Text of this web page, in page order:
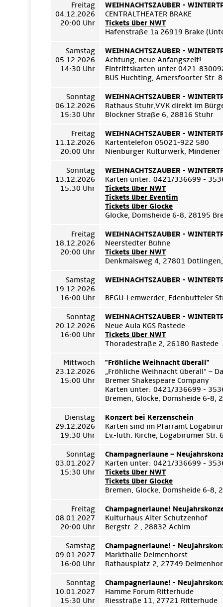
Freitag
04.12.2026
20:00 Uhr
WEIHNACHTSZAUBER -
CENTRALTHEATER BRAKE
Tickets über NWT
Hafenstraße 1a 26919 Brake
Samstag
05.12.2026
14:30 Uhr
WEIHNACHTSZAUBER -
Achtung, neue Anfangszeit!
Eintrittskarten unter 0421-
BUS Huchting, Amersfoorter Str.
Sonntag
06.12.2026
15:30 Uhr
WEIHNACHTSZAUBER -
Rathaus Stuhr,VVK direkt im
Blockner Straße 6, 28816 Stuhr
Freitag
11.12.2026
20:00 Uhr
WEIHNACHTSZAUBER -
Kartentelefon 05021-922 580
Nienburger Kulturwerk,
Sonntag
13.12.2026
15:30 Uhr
WEIHNACHTSZAUBER -
Karten unter: 0421/336699 -
Tickets über NWT
Tickets über Eventim
Tickets über Glocke
Glocke, Domsheide 6-8, 28195
Freitag
18.12.2026
20:00 Uhr
WEIHNACHTSZAUBER -
Neerstedter Bühne
Tickets über NWT
Denkmalsweg 4, 27801
Samstag
19.12.2026
16:00 Uhr
WEIHNACHTSZAUBER -
BEGU-Lemwerder, Edenbütteler
Sonntag
20.12.2026
16:00 Uhr
WEIHNACHTSZAUBER -
Neue Aula KGS Rastede
Tickets über NWT
Thoradestraße 2, 26180 Rastede
Mittwoch
23.12.2026
15:00 Uhr
"Fröhliche Weihnacht überall"
„Fröhliche Weihnacht überall“ –
Bremer Shakespeare Company
Karten unter: 0421/336699 -
Bremen, Glocke, Domsheide 6-8,
Dienstag
29.12.2026
19:30 Uhr
Konzert bei Kerzenschein
Karten sind im Pfarramt
Ev.-luth. Kirche, Logabirumer Str.
Sonntag
03.01.2027
15:30 Uhr
Champagnerlaune –
Karten unter: 0421/336699 -
Tickets über NWT
Tickets über Glocke
Bremen, Glocke, Domsheide 6-8,
Freitag
08.01.2027
20:00 Uhr
Champagnerlaune!
Kulturhaus Alter Schützenhof
Bergstr. 2 , 28832 Achim
Samstag
09.01.2027
16:00 Uhr
Champagnerlaune! -
Markthalle Delmenhorst
Rathausplatz 2, 27749
Sonntag
10.01.2027
15:30 Uhr
Champagnerlaune! -
Hamme Forum Ritterhude
Riesstraße 11, 27721 Ritterhude